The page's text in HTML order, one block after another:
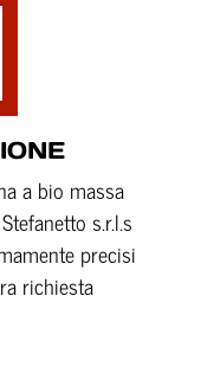
a bio massa
s.r.l.s
precisi
richiesta